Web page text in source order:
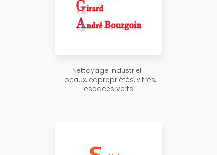
Nettoyage industriel :
Locaux, copropriétés, vitres,
espaces verts